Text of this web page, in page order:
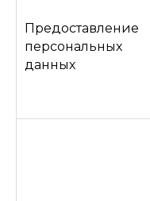
Предоставление
персональных
данных